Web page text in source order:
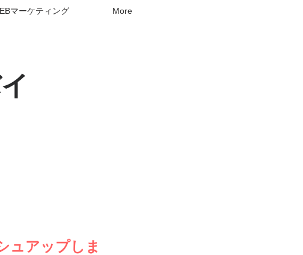
マーケティング More
ュアップしま